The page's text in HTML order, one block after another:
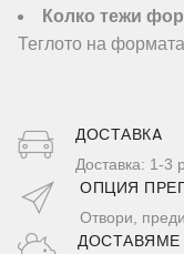
Колко тежи
Теглото на формата
ДОСТАВКA
Доставка: 1-3
ОПЦИЯ
Отвори,
ДОСТАВЯМЕ